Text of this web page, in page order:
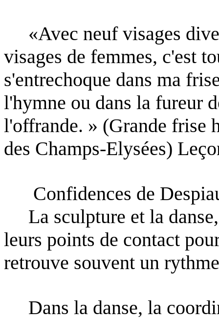
«Avec neuf visages
visages de femmes, c'est
s'entrechoque dans ma
l'hymne ou dans la fureur
l'offrande. » (Grande frise
des Champs-Elysées)
Confidences de
La sculpture et la
leurs points de contact
retrouve souvent un
Dans la danse, la